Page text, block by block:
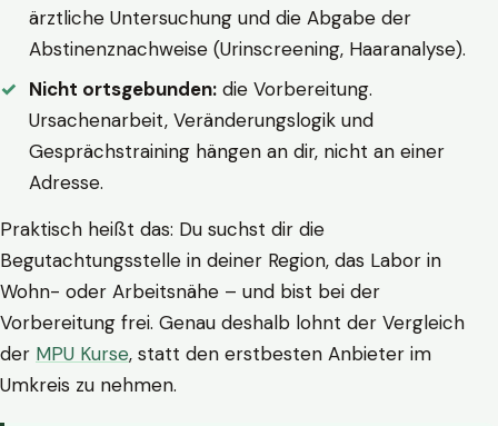
ärztliche Untersuchung und die Abgabe der
Abstinenznachweise (Urinscreening, Haaranalyse).
Nicht ortsgebunden: die Vorbereitung.
Ursachenarbeit, Veränderungslogik und
Gesprächstraining hängen an dir, nicht an einer
Adresse.
Praktisch heißt das: Du suchst dir die
Begutachtungsstelle in deiner Region, das Labor in
Wohn- oder Arbeitsnähe – und bist bei der
Vorbereitung frei. Genau deshalb lohnt der Vergleich
der MPU Kurse, statt den erstbesten Anbieter im
Umkreis zu nehmen.